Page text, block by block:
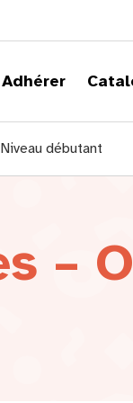
Adhérer
débutant
–